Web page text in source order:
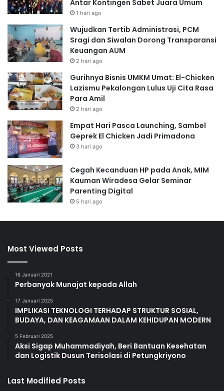
Antar Kontingen Sabet Juara Umum
1 hari ago
Wujudkan Tertib Administrasi, PCM
Sragi dan Siwalan Dorong Transparansi
Keuangan AUM
2 hari ago
Gurihnya Bisnis UMKM Umat: El-Chicken
Lazismu Pekalongan Lulus Uji Cita Rasa
Para Amil
2 hari ago
Empat Hari Pasca Launching, Sambel
Geprek El Chicken Jadi Primadona
3 hari ago
Cegah Kecanduan HP pada Anak, MIM
Kauman Wiradesa Gelar Seminar
Parenting Digital
5 hari ago
Most Viewed Posts
16 Januari 2021
Perbanyak Munajat kepada Allah
17 Januari 2025
IMPLIKASI TEKNOLOGI TERHADAP STRUKTUR SOSIAL,
BUDAYA, DAN KEAGAMAAN DALAM KEHIDUPAN MODERN
5 Februari 2025
Aksi Sigap Muhammadiyah, Beri Bantuan Kesehatan
dan Logistik Dusun Terisolasi di Petungkriyono
Last Modified Posts